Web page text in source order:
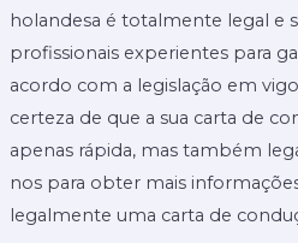
holandesa é totalmente legal e
profissionais experientes para
acordo com a legislação em
certeza de que a sua carta de
apenas rápida, mas também
nos para obter mais
legalmente uma carta de